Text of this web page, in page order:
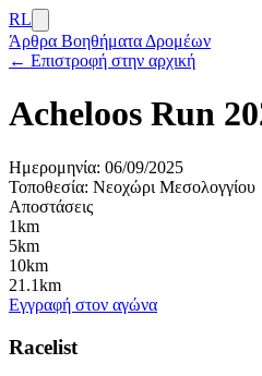
RL
Άρθρα Βοηθήματα Δρομέων
← Επιστροφή στην αρχική
Acheloos Run
Ημερομηνία: 06/09/2025
Τοποθεσία: Νεοχώρι Μεσολογγίου
Αποστάσεις
1km
5km
10km
21.1km
Εγγραφή στον αγώνα
Racelist